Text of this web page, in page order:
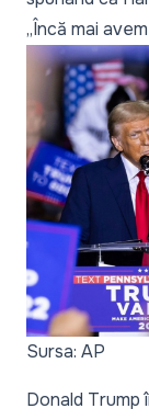
„Încă mai
Sursa: AP
Donald Trump